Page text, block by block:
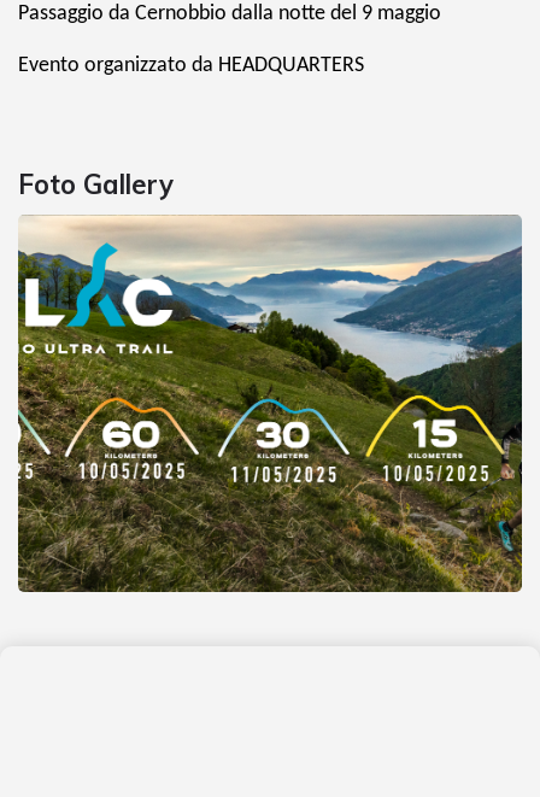
Passaggio da Cernobbio dalla notte del 9 maggio
Evento organizzato da HEADQUARTERS
Foto Gallery